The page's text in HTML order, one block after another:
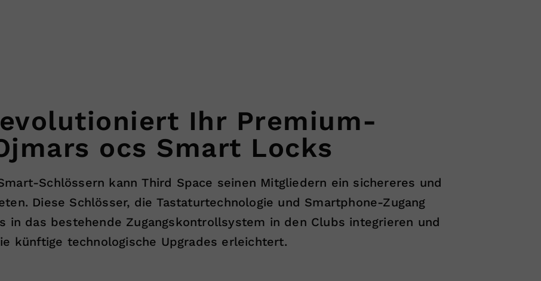
Ihr Premium-
ocs Smart Locks
Schlössern kann Third Space seinen Mitgliedern ein sichereres und
Diese Schlösser, die Tastaturtechnologie und Smartphone-Zugang
in das bestehende Zugangskontrollsystem in den Clubs integrieren und
künftige technologische Upgrades erleichtert.